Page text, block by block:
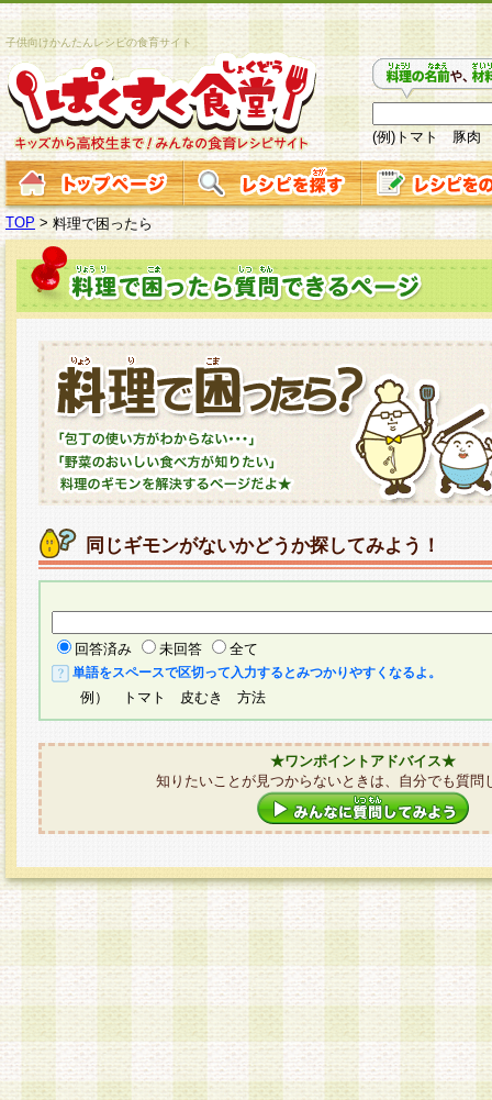
子供向けかんたんレシピの食育サイト
(例)トマト 豚肉
TOP >料理で困ったら
同じギモンがないかどうか探してみよう！
回答済み 未回答 全て
単語をスペースで区切って入力するとみつかりやすくなるよ。
例） トマト 皮むき 方法
★ワンポイントアドバイス★
知りたいことが見つからないときは、自分でも質問